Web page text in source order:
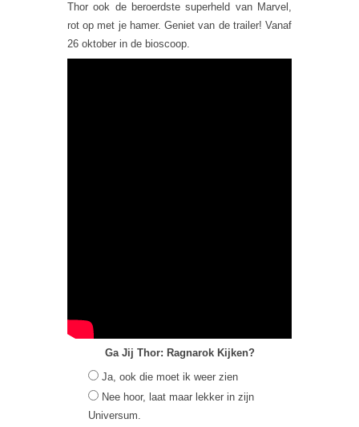
Thor ook de beroerdste superheld van Marvel,
rot op met je hamer. Geniet van de trailer! Vanaf
26 oktober in de bioscoop.
Ga Jij Thor: Ragnarok Kijken?
Ja, ook die moet ik weer zien
Nee hoor, laat maar lekker in zijn
Universum.